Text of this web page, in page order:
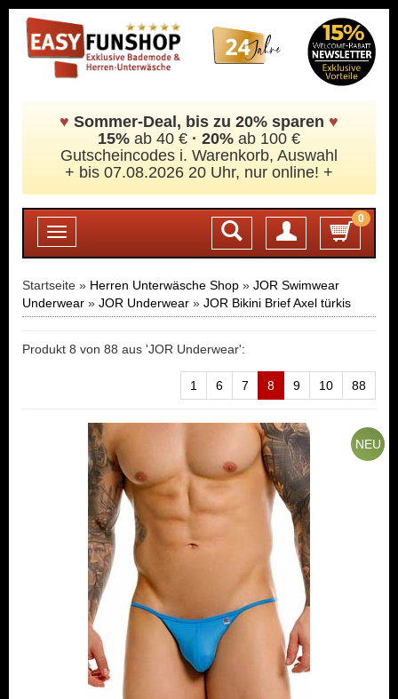
♥ Sommer-Deal, bis zu 20% sparen ♥
15% ab 40 € · 20% ab 100 €
Gutscheincodes i. Warenkorb, Auswahl
+ bis 07.08.2026 20 Uhr, nur online! +
Toggle
navigation
0
Login
Startseite » Herren Unterwäsche Shop » JOR Swimwear
Underwear » JOR Underwear » JOR Bikini Brief Axel türkis
Produkt 8 von 88 aus 'JOR Underwear':
1 6 7 8 9 10 88
NEU